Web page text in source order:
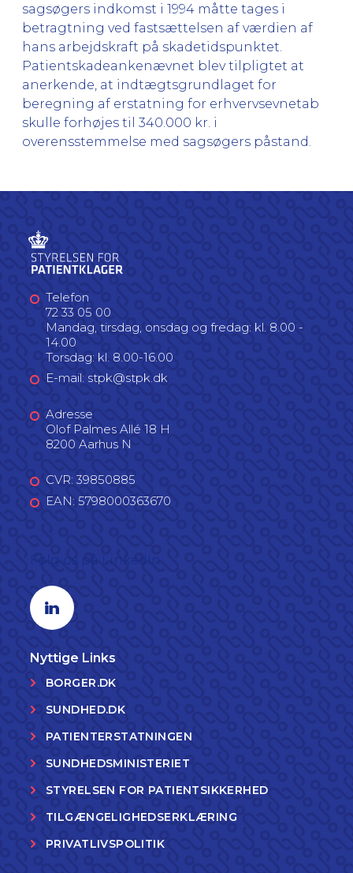
sagsøgers indkomst i 1994 måtte tages i
betragtning ved fastsættelsen af værdien af
hans arbejdskraft på skadetidspunktet.
Patientskadeankenævnet blev tilpligtet at
anerkende, at indtægtsgrundlaget for
beregning af erstatning for erhvervsevnetab
skulle forhøjes til 340.000 kr. i
overensstemmelse med sagsøgers påstand.
Telefon
72 33 05 00
Mandag, tirsdag, onsdag og fredag: kl. 8.00 -
14.00
Torsdag: kl. 8.00-16.00
E-mail: stpk@stpk.dk
Adresse
Olof Palmes Allé 18 H
8200 Aarhus N
CVR: 39850885
EAN: 5798000363670
Linkedin profil
Nyttige Links
BORGER.DK
SUNDHED.DK
PATIENTERSTATNINGEN
SUNDHEDSMINISTERIET
STYRELSEN FOR PATIENTSIKKERHED
TILGÆNGELIGHEDSERKLÆRING
PRIVATLIVSPOLITIK